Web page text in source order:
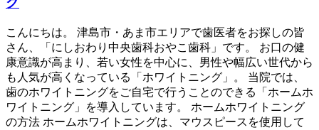
こんにちは。 津島市・あま市エリアで歯医者をお探しの皆
さん、「にしおわり中央歯科おやこ歯科」です。 お口の健
康意識が高まり、若い女性を中心に、男性や幅広い世代から
も人気が高くなっている「ホワイトニング」。 当院では、
歯のホワイトニングをご自宅で行うことのできる「ホームホ
ワイトニング」を導入しています。 ホームホワイトニング
の方法 ホームホワイトニングは、マウスピースを使用して